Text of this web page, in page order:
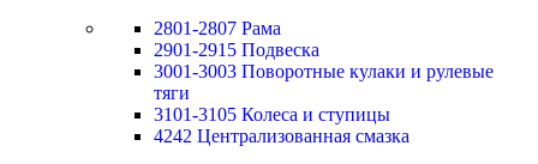
2801-2807 Рама
2901-2915 Подвеска
3001-3003 Поворотные кулаки и рулевые
тяги
3101-3105 Колеса и ступицы
4242 Централизованная смазка